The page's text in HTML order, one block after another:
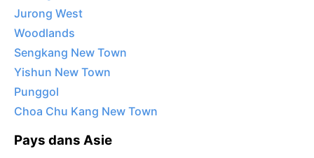
Jurong West
Woodlands
Sengkang New Town
Yishun New Town
Punggol
Choa Chu Kang New Town
Pays dans Asie